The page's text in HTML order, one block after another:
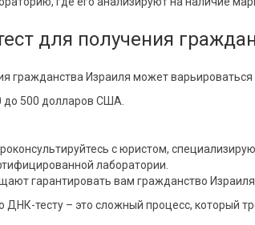
для получения
гражданства Израиля может варьироваться
до 500 долларов США.
с юристом,
лаборатории.
гарантировать вам гражданство
ДНК-тесту – это сложный процесс, который